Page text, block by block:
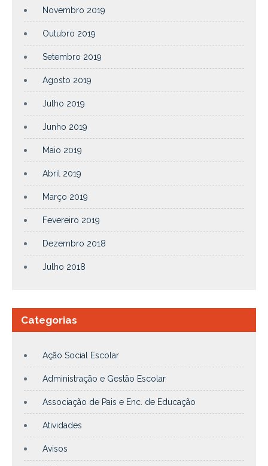
Novembro 2019
Outubro 2019
Setembro 2019
Agosto 2019
Julho 2019
Junho 2019
Maio 2019
Abril 2019
Março 2019
Fevereiro 2019
Dezembro 2018
Julho 2018
Categorias
Ação Social Escolar
Administração e Gestão Escolar
Associação de Pais e Enc. de Educação
Atividades
Avisos